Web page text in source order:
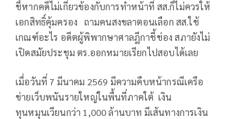
ชี้หากคดีไม่เกี่ยวข้องกับการทำหน้าที่ สส.ก็ไม่ควรให้
เอกสิทธิ์คุ้มครอง ถามคนสงขลาตอนเลือก สส.ใช้
เกณฑ์อะไร อดีตผู้พิพากษาศาลฎีกาชี้ช่อง สภายังไม่
เปิดสมัยประชุม ตร.ออกหมายเรียกไปสอบได้เลย
เมื่อวันที่ 7 มีนาคม 2569 มีความคืบหน้ากรณีเครือ
ข่ายเว็บพนันรายใหญ่ในพื้นที่ภาคใต้ เงิน
ทุนหมุนเวียนกว่า 1,000 ล้านบาท มีเส้นทางการเงิน